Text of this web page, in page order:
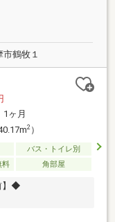
鶴牧１
1ヶ月
2）
バス・トイレ別
料 角部屋
】◆